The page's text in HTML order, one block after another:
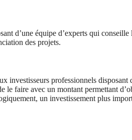
d’une équipe d’experts qui conseille
des projets.
professionnels disposant
le faire avec un montant permettant
un investissement plus